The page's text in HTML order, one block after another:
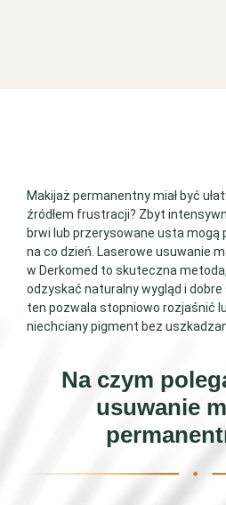
Makijaż permanentny miał być
źródłem frustracji? Zbyt
brwi lub przerysowane usta
na co dzień. Laserowe usuwanie
w Derkomed to skuteczna
odzyskać naturalny wygląd i
ten pozwala stopniowo rozjaśnić
niechciany pigment bez
Na czym
usuwanie